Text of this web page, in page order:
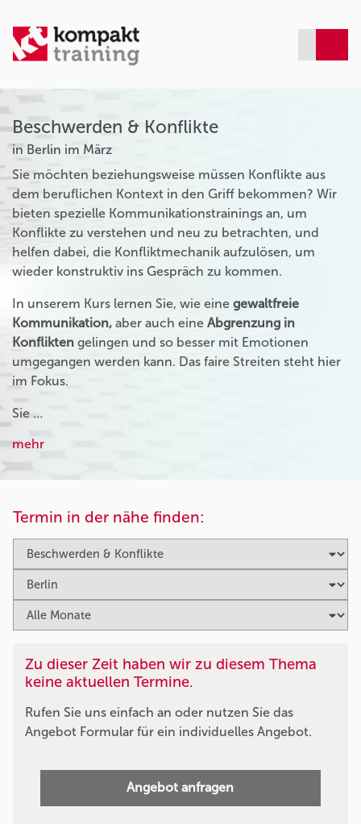
Beschwerden & Konflikte
in Berlin im März
Sie möchten beziehungsweise müssen Konflikte aus
dem beruflichen Kontext in den Griff bekommen? Wir
bieten spezielle Kommunikationstrainings an, um
Konflikte zu verstehen und neu zu betrachten, und
helfen dabei, die Konfliktmechanik aufzulösen, um
wieder konstruktiv ins Gespräch zu kommen.
In unserem Kurs lernen Sie, wie eine gewaltfreie
Kommunikation, aber auch eine Abgrenzung in
Konflikten gelingen und so besser mit Emotionen
umgegangen werden kann. Das faire Streiten steht hier
im Fokus.
Sie …
mehr
Termin in der nähe finden:
Zu dieser Zeit haben wir zu diesem Thema
keine aktuellen Termine.
Rufen Sie uns einfach an oder nutzen Sie das
Angebot Formular für ein individuelles Angebot.
Angebot anfragen